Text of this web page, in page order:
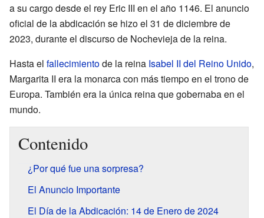
a su cargo desde el rey Eric III en el año 1146. El anuncio
oficial de la abdicación se hizo el 31 de diciembre de
2023, durante el discurso de Nochevieja de la reina.
Hasta el fallecimientode la reina Isabel II del Reino Unido,
Margarita II era la monarca con más tiempo en el trono de
Europa. También era la única reina que gobernaba en el
mundo.
Contenido
¿Por qué fue una sorpresa?
El Anuncio Importante
El Día de la Abdicación: 14 de Enero de 2024